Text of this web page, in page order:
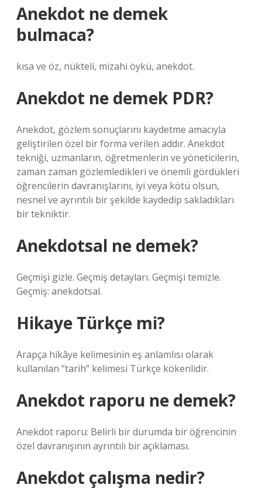
Anekdot ne demek
bulmaca?
kısa ve öz, nükteli, mizahi öykü, anekdot.
Anekdot ne demek PDR?
Anekdot, gözlem sonuçlarını kaydetme amacıyla
geliştirilen özel bir forma verilen addır. Anekdot
tekniği, uzmanların, öğretmenlerin ve yöneticilerin,
zaman zaman gözlemledikleri ve önemli gördükleri
öğrencilerin davranışlarını, iyi veya kötü olsun,
nesnel ve ayrıntılı bir şekilde kaydedip sakladıkları
bir tekniktir.
Anekdotsal ne demek?
Geçmişi gizle. Geçmiş detayları. Geçmişi temizle.
Geçmiş: anekdotsal.
Hikaye Türkçe mi?
Arapça hikâye kelimesinin eş anlamlısı olarak
kullanılan “tarih” kelimesi Türkçe kökenlidir.
Anekdot raporu ne demek?
Anekdot raporu: Belirli bir durumda bir öğrencinin
özel davranışının ayrıntılı bir açıklaması.
Anekdot çalışma nedir?